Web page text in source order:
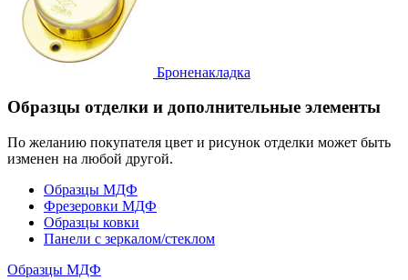
Броненакладка
Образцы отделки и дополнительные элементы
По желанию покупателя цвет и рисунок отделки может быть
изменен на любой другой.
Образцы МДФ
Фрезеровки МДФ
Образцы ковки
Панели с зеркалом/стеклом
Образцы МДФ